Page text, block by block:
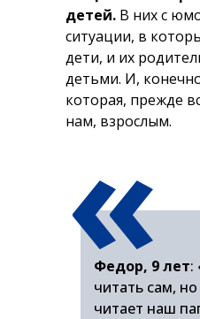
детей. В них с
ситуации, в
дети, и их
детьми. И,
которая, прежде
нам, взрослым.
Федор, 9 лет:
читать сам,
читает наш
«